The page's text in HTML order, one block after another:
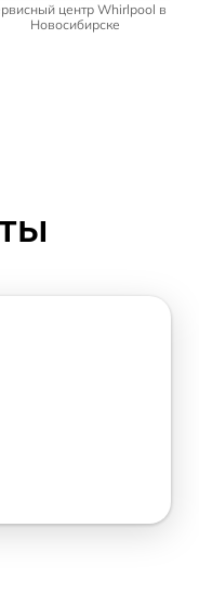
центр Whirlpool в
Новосибирске